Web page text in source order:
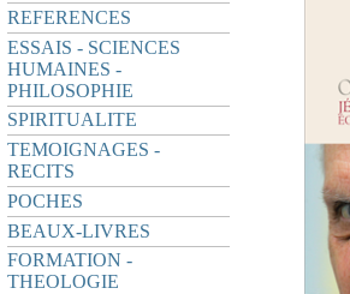
REFERENCES
ESSAIS - SCIENCES
HUMAINES -
PHILOSOPHIE
SPIRITUALITE
TEMOIGNAGES -
RECITS
POCHES
BEAUX-LIVRES
FORMATION -
THEOLOGIE